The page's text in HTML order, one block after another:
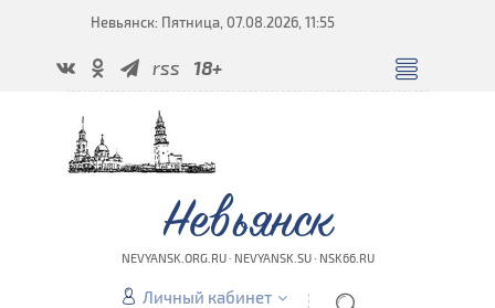
Невьянск: Пятница, 07.08.2026, 11:55
rss 18+
Невьянск
NEVYANSK.ORG.RU · NEVYANSK.SU · NSK66.RU
Личный кабинет